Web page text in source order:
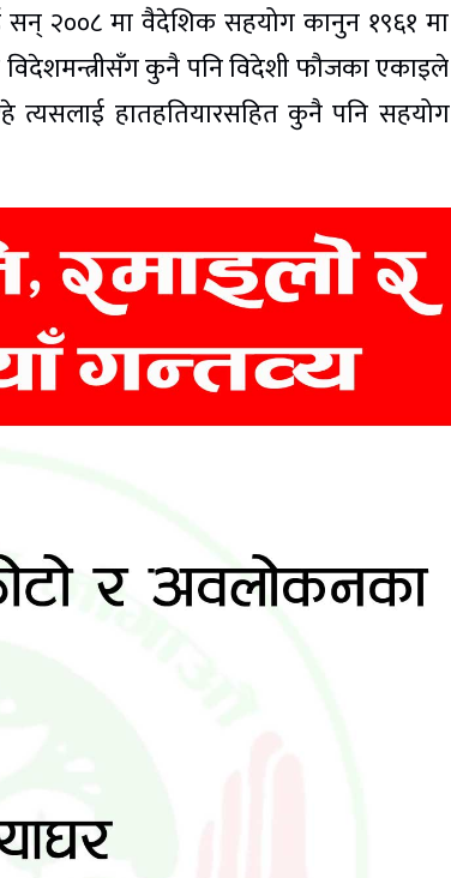
२००८ मा वैदेशिक सहयोग कानुन १९६१ मा
कुनै पनि विदेशी फौजका एकाइले
त्यसलाई हातहतियारसहित कुनै पनि सहयोग